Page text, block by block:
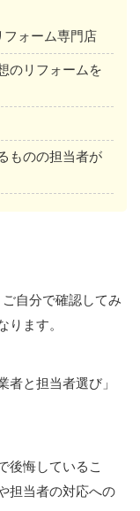
ォーム専門店
のリフォームを
ものの担当者が
自分で確認してみ
ます。
と担当者選び」
後悔しているこ
担当者の対応への